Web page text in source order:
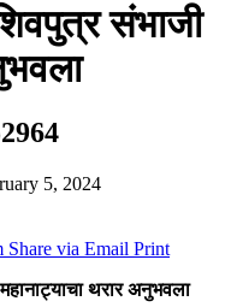
संभाजी
5, 2024
Share via Email Print
थरार अनुभवला